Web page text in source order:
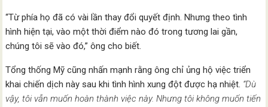
“Từ phía họ đã có vài lần thay đổi quyết định. Nhưng theo tình
hình hiện tại, vào một thời điểm nào đó trong tương lai gần,
chúng tôi sẽ vào đó,” ông cho biết.
Tổng thống Mỹ cũng nhấn mạnh rằng ông chỉ ủng hộ việc triển
khai chiến dịch này sau khi tình hình xung đột được hạ nhiệt. “Dù
vậy, tôi vẫn muốn hoàn thành việc này. Nhưng tôi không muốn tiến